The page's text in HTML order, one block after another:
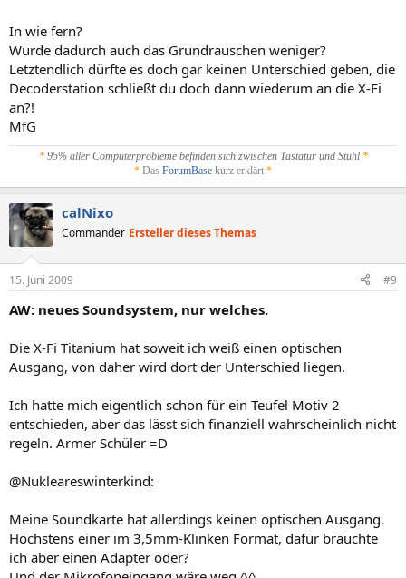
In wie fern?
Wurde dadurch auch das Grundrauschen weniger?
Letztendlich dürfte es doch gar keinen Unterschied geben, die
Decoderstation schließt du doch dann wiederum an die X-Fi
an?!
MfG
* 95% aller Computerprobleme befinden sich zwischen Tastatur und Stuhl *
* Das ForumBase kurz erklärt *
calNixo
Commander Ersteller dieses Themas
15. Juni 2009 #9
AW: neues Soundsystem, nur welches.
Die X-Fi Titanium hat soweit ich weiß einen optischen
Ausgang, von daher wird dort der Unterschied liegen.
Ich hatte mich eigentlich schon für ein Teufel Motiv 2
entschieden, aber das lässt sich finanziell wahrscheinlich nicht
regeln. Armer Schüler =D
@Nukleareswinterkind:
Meine Soundkarte hat allerdings keinen optischen Ausgang.
Höchstens einer im 3,5mm-Klinken Format, dafür bräuchte
ich aber einen Adapter oder?